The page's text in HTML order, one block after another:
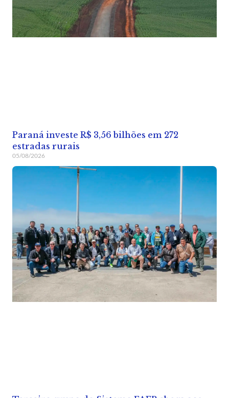
Paraná investe R$ 3,56 bilhões em 272
estradas rurais
05/08/2026